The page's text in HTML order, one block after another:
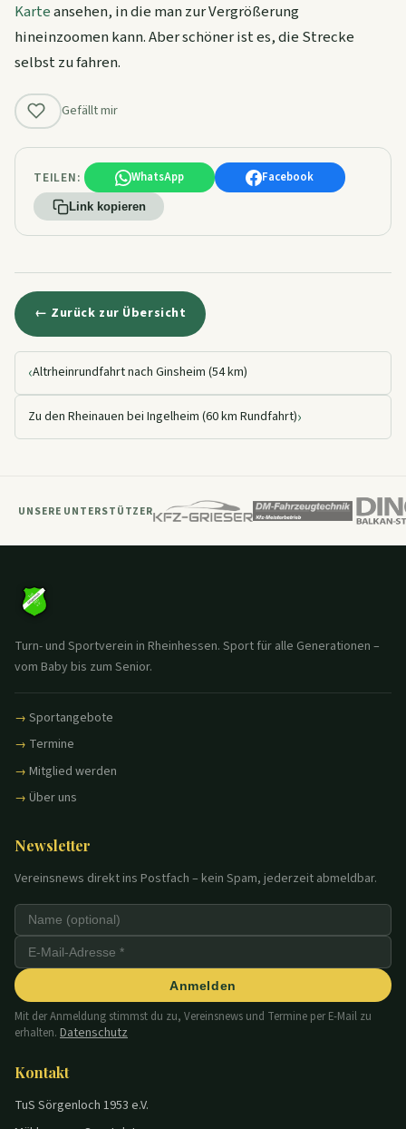
Karteansehen, in die man zur Vergrößerung
hineinzoomen kann. Aber schöner ist es, die Strecke
selbst zu fahren.
Gefällt mir
TEILEN: WhatsApp Facebook
Link kopieren
← Zurück zur Übersicht
‹Altrheinrundfahrt nach Ginsheim (54 km)
Zu den Rheinauen bei Ingelheim (60 km Rundfahrt)›
UNSERE UNTERSTÜTZER
Turn- und Sportverein in Rheinhessen. Sport für alle Generationen –
vom Baby bis zum Senior.
Sportangebote
Termine
Mitglied werden
Über uns
Newsletter
Vereinsnews direkt ins Postfach – kein Spam, jederzeit abmeldbar.
Anmelden
Mit der Anmeldung stimmst du zu, Vereinsnews und Termine per E-Mail zu
erhalten. Datenschutz
Kontakt
TuS Sörgenloch 1953 e.V.